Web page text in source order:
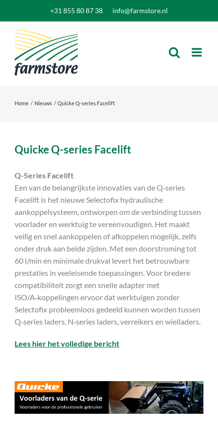
inhoud
+31 855 80 87 38 info@farmstore.nl
Home Nieuws Quicke Q-series Facelift
Quicke Q-series Facelift
Q-Series Facelift
Een van de belangrijkste innovaties van de Q‑series
Facelift is het nieuwe Selectofix hydraulische
aankoppelsysteem, ontworpen om de verbinding tussen
voorlader en werktuig te vereenvoudigen. Het maakt
veilig en snel aankoppelen of afkoppelen mogelijk, zelfs
onder druk aan beide zijden. Met een doorstroming tot
60 l/min en minimale drukval levert het betrouwbare
prestaties in veeleisende toepassingen. Voor bredere
compatibiliteit zorgt een snelle adapter met
ISO/A‑koppelingen ervoor dat werktuigen zonder
Selectofix probleemloos gedeeld kunnen worden tussen
Q‑series laders, N‑series laders, verreikers en wielladers.
Lees hier het volledige bericht